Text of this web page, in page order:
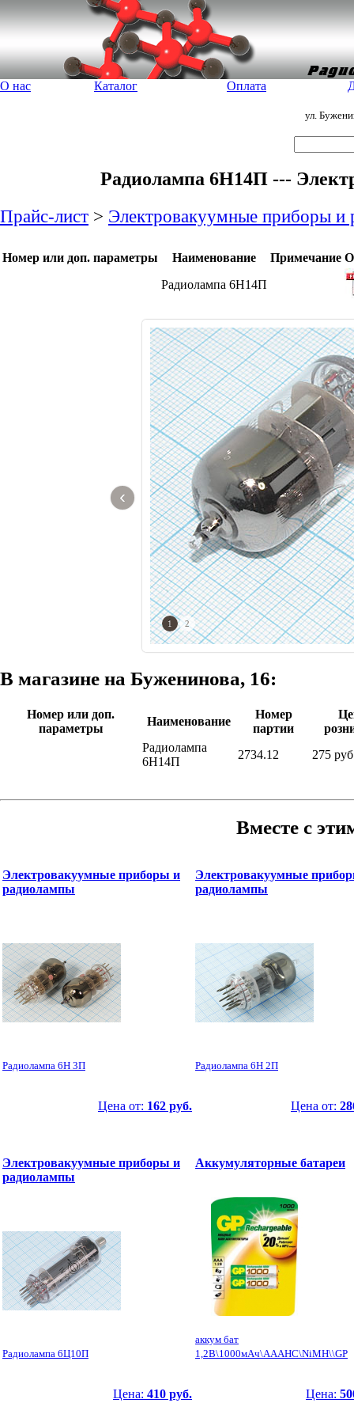
О нас Каталог Оплата
ул.
Радиолампа 6Н14П ---
Прайс-лист > Электровакуумные приборы и
Номер или доп. параметры Наименование Примечание
Радиолампа 6Н14П
‹
1 2
В магазине на Буженинова, 16:
Номер или доп.
параметры
Наименование
Номер
партии
Радиолампа
6Н14П
2734.12 275
Вместе с
Электровакуумные приборы и
радиолампы
Радиолампа 6Н 3П
Цена от: 162 руб.
Электровакуумные
радиолампы
Радиолампа 6Н 2П
Цена от:
Электровакуумные приборы и
радиолампы
Радиолампа 6Ц10П
Цена: 410 руб.
Аккумуляторные батареи
аккум бат
1,2В\1000мАч\AAAHC\NiMH\\GP
Цена: